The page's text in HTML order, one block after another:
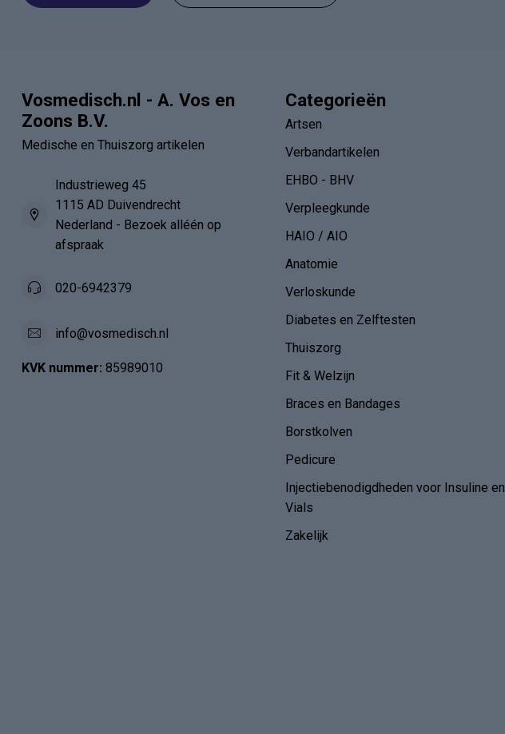
Vosmedisch.nl - A. Vos en
Zoons B.V.
Medische en Thuiszorg artikelen
Industrieweg 45
1115 AD Duivendrecht
Nederland - Bezoek alléén op
afspraak
020-6942379
info@vosmedisch.nl
KVK nummer: 85989010
Categorieën
Artsen
Verbandartikelen
EHBO - BHV
Verpleegkunde
HAIO / AIO
Anatomie
Verloskunde
Diabetes en Zelftesten
Thuiszorg
Fit & Welzijn
Braces en Bandages
Borstkolven
Pedicure
Injectiebenodigdheden voor Insuline en
Vials
Zakelijk